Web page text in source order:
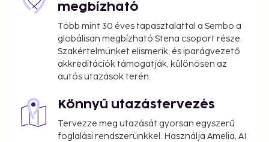
megbízható
Több mint 30 éves tapasztalattal a Sembo a
globálisan megbízható Stena csoport része.
Szakértelmünket elismerik, és iparágvezető
akkreditációk támogatják, különösen az
autós utazások terén.
Könnyű utazástervezés
Tervezze meg utazását gyorsan egyszerű
foglalási rendszerünkkel. Használja Amelia, AI